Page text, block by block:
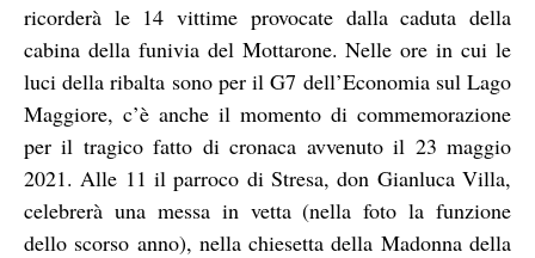
ricorderà le 14 vittime provocate dalla caduta della
cabina della funivia del Mottarone. Nelle ore in cui le
luci della ribalta sono per il G7 dell’Economia sul Lago
Maggiore, c’è anche il momento di commemorazione
per il tragico fatto di cronaca avvenuto il 23 maggio
2021. Alle 11 il parroco di Stresa, don Gianluca Villa,
celebrerà una messa in vetta (nella foto la funzione
dello scorso anno), nella chiesetta della Madonna della